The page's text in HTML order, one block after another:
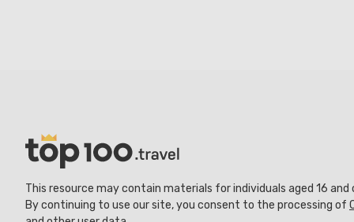
This resource may contain materials for individuals aged 16 and
By continuing to use our site, you consent to the processing of